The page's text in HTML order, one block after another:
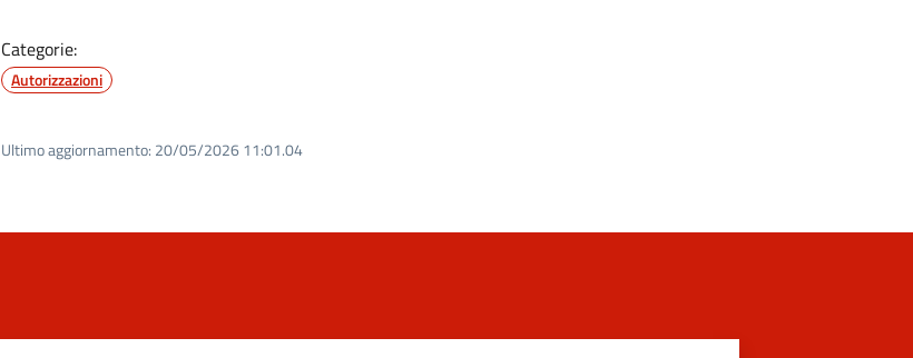
Categorie:
Autorizzazioni
Ultimo aggiornamento: 20/05/2026 11:01.04